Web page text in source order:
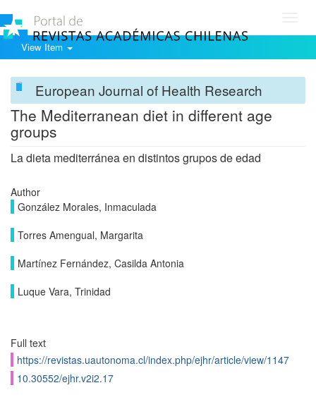
View Item
European Journal of Health Research
The Mediterranean diet in different age
groups
La dieta mediterránea en distintos grupos de edad
Author
González Morales, Inmaculada
Torres Amengual, Margarita
Martínez Fernández, Casilda Antonia
Luque Vara, Trinidad
Full text
https://revistas.uautonoma.cl/index.php/ejhr/article/view/1147
10.30552/ejhr.v2i2.17